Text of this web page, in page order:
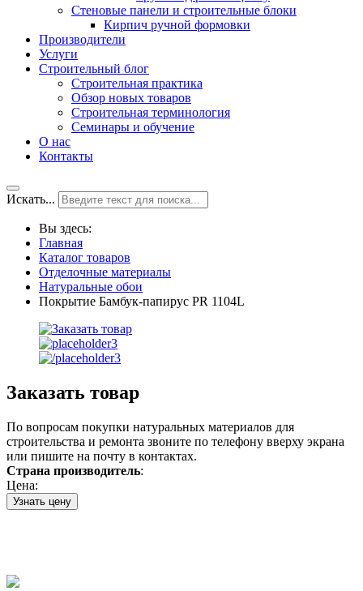
Стеновые панели и строительные блоки
Кирпич ручной формовки
Производители
Услуги
Строительный блог
Строительная практика
Обзор новых товаров
Строительная терминология
Семинары и обучение
О нас
Контакты
Искать...
Вы здесь:
Главная
Каталог товаров
Отделочные материалы
Натуральные обои
Покрытие Бамбук-папирус PR 1104L
Заказать товар
По вопросам покупки натуральных материалов для
строительства и ремонта звоните по телефону вверху экрана
или пишите на почту в контактах.
Страна производитель:
Цена:
Узнать цену